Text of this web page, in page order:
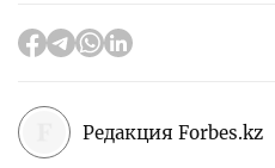
Редакция Forbes.kz